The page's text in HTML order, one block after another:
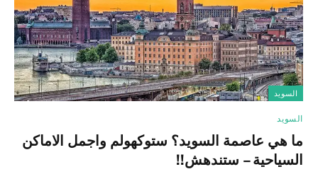
السويد
السويد
ما هي عاصمة السويد؟ ستوكهولم واجمل الاماكن
السياحية – ستندهش!!